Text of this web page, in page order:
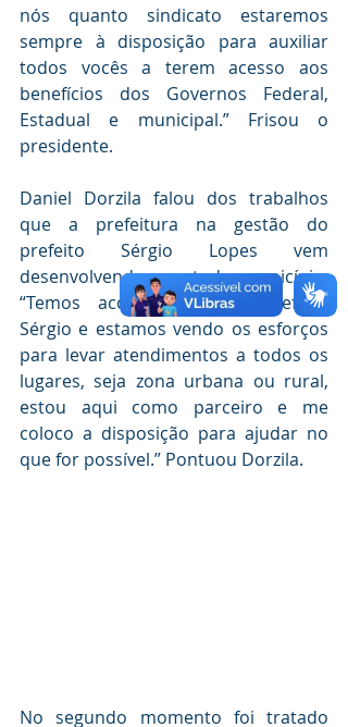
nós quanto sindicato estaremos
sempre à disposição para auxiliar
todos vocês a terem acesso aos
benefícios dos Governos Federal,
Estadual e municipal.” Frisou o
presidente.
Daniel Dorzila falou dos trabalhos
que a prefeitura na gestão do
prefeito Sérgio Lopes vem
desenvolvendo em todo município.
“Temos acompanhado o prefeito
Sérgio e estamos vendo os esforços
para levar atendimentos a todos os
lugares, seja zona urbana ou rural,
estou aqui como parceiro e me
coloco a disposição para ajudar no
que for possível.” Pontuou Dorzila.
No segundo momento foi tratado